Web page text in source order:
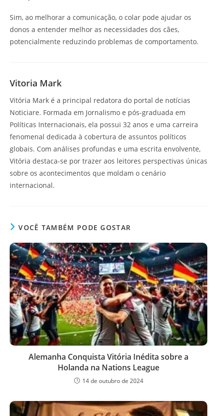
Sim, ao melhorar a comunicação, o colar pode ajudar os
donos a entender melhor as necessidades dos cães,
potencialmente reduzindo problemas de comportamento.
Vitoria Mark
Vitória Mark é a principal redatora do portal de notícias
Noticiare. Formada em Jornalismo e pós-graduada em
Políticas Internacionais, ela possui 32 anos e uma carreira
fenomenal dedicada à cobertura de assuntos políticos
globais. Com análises profundas e uma escrita envolvente,
Vitória destaca-se por trazer aos leitores perspectivas únicas
sobre os acontecimentos que moldam o cenário
internacional.
VOCÊ TAMBÉM PODE GOSTAR
Alemanha Conquista Vitória Inédita sobre a
Holanda na Nations League
14 de outubro de 2024